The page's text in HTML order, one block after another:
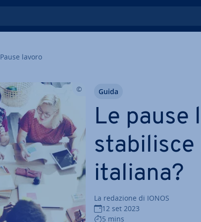
Pause lavoro
Le pause
sta­bi­li­sce
italiana?
La redazione di IONOS
12 set 2023
5 mins
Guida